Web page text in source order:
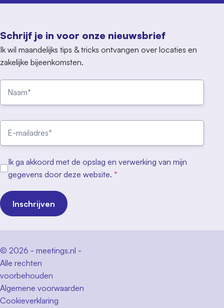
Schrijf je in voor onze nieuwsbrief
Ik wil maandelijks tips & tricks ontvangen over locaties en
zakelijke bijeenkomsten.
Ik ga akkoord met de opslag en verwerking van mijn
gegevens door deze website. *
Inschrijven
© 2026 - meetings.nl -
Alle rechten
voorbehouden
Algemene voorwaarden
Cookieverklaring